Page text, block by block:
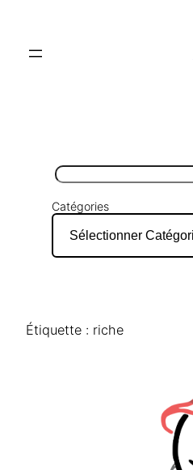
contenu
Rechercher
Catégories
Étiquette : riche